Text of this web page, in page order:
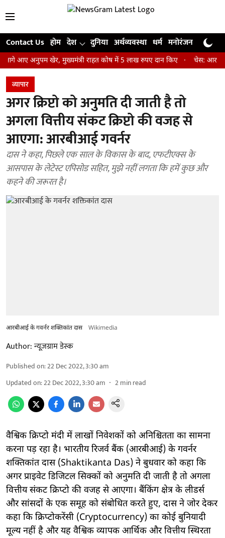
Contact Us होम देश दुनिया अर्थव्यवस्था धर्म मनोरंजन खेल
अनुपम खेर, मुख्यमंत्री राहत कोष में 5 लाख रुपए दान किए चेस: आर
व्यापार
अगर क्रिप्टो को अनुमति दी जाती है तो
अगला वित्तीय संकट क्रिप्टो की वजह से
आएगा: आरबीआई गवर्नर
दास ने कहा, पिछले एक साल के विकास के बाद, एफटीएक्स के
आसपास के लेटेस्ट एपिसोड सहित, मुझे नहीं लगता कि हमें कुछ और
कहने की जरूरत है।
आरबीआई के गवर्नर शक्तिकांत दास Wikimedia
Author:न्यूज़ग्राम डेस्क
Published on:22 Dec 2022, 3:30 am
Updated on:22 Dec 2022, 3:30 am 2min read
वैश्विक क्रिप्टो मंदी में लाखों निवेशकों को अनिश्चितता का सामना
करना पड़ रहा है। भारतीय रिजर्व बैंक (आरबीआई) के गवर्नर
शक्तिकांत दास (Shaktikanta Das) ने बुधवार को कहा कि
अगर प्राइवेट डिजिटल सिक्कों को अनुमति दी जाती है तो अगला
वित्तीय संकट क्रिप्टो की वजह से आएगा। बैंकिंग क्षेत्र के लीडर्स
और सांसदों के एक समूह को संबोधित करते हुए, दास ने जोर देकर
कहा कि क्रिप्टोकरेंसी (Cryptocurrency) का कोई बुनियादी
मूल्य नहीं है और यह वैश्विक व्यापक आर्थिक और वित्तीय स्थिरता